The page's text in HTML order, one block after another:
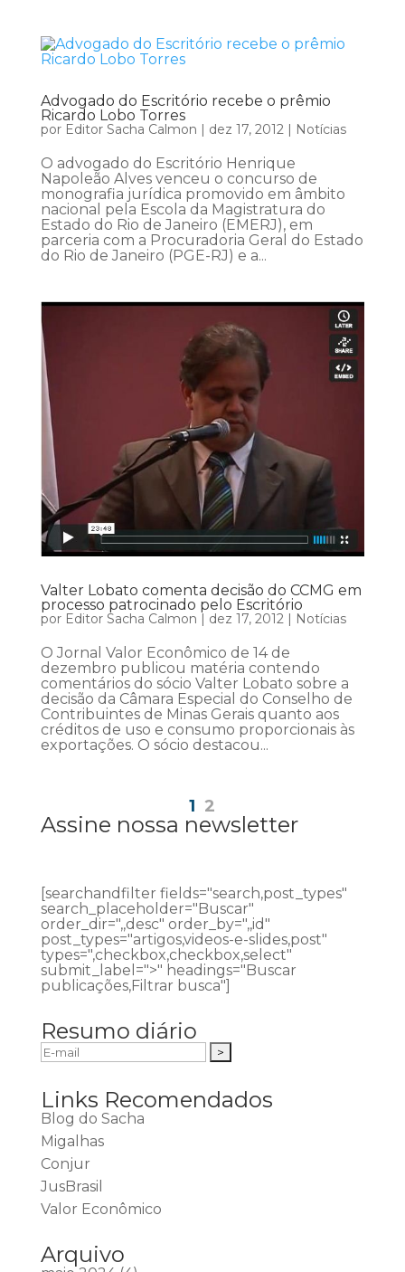
Advogado do Escritório recebe o prêmio
Ricardo Lobo Torres
por Editor Sacha Calmon | dez 17, 2012| Notícias
O advogado do Escritório Henrique
Napoleão Alves venceu o concurso de
monografia jurídica promovido em âmbito
nacional pela Escola da Magistratura do
Estado do Rio de Janeiro (EMERJ), em
parceria com a Procuradoria Geral do Estado
do Rio de Janeiro (PGE-RJ) e a...
Valter Lobato comenta decisão do CCMG em
processo patrocinado pelo Escritório
por Editor Sacha Calmon dez 17, 2012| Notícias
O Jornal Valor Econômico de 14 de
dezembro publicou matéria contendo
comentários do sócio Valter Lobato sobre a
decisão da Câmara Especial do Conselho de
Contribuintes de Minas Gerais quanto aos
créditos de uso e consumo proporcionais às
exportações. O sócio destacou...
1 2
Assine nossa newsletter
[searchandfilter fields="search,post_types"
search_placeholder="Buscar"
order_dir=",,desc" order_by=",,id"
post_types="artigos,videos-e-slides,post"
types=",checkbox,checkbox,select"
submit_label=">" headings="Buscar
publicações,Filtrar busca"]
Resumo diário
Links Recomendados
Blog do Sacha
Migalhas
Conjur
JusBrasil
Valor Econômico
Arquivo